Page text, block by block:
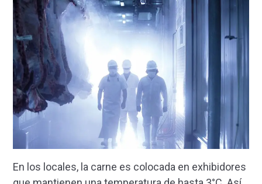
En los locales, la carne es colocada en exhibidores